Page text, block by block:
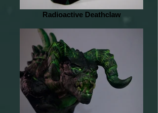
Radioactive Deathclaw